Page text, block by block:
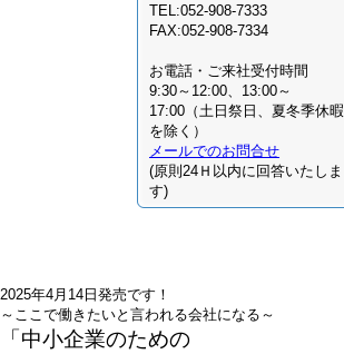
TEL:052-908-7333
FAX:052-908-7334
お電話・ご来社受付時間
9:30～12:00、13:00～
17:00（土日祭日、夏冬季休暇
を除く）
メールでのお問合せ
(原則24Ｈ以内に回答いたしま
す)
2025年4月14日発売です！
～ここで働きたいと言われる会社になる～
「中小企業のための